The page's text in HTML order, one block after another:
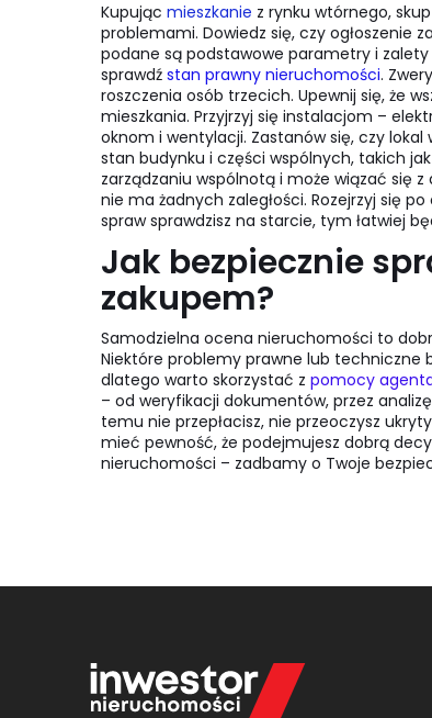
Kupując mieszkanie z rynku wtórnego,
problemami. Dowiedz się, czy ogłoszenie
podane są podstawowe parametry i
sprawdź stan prawny nieruchomości.
roszczenia osób trzecich. Upewnij się, że
mieszkania. Przyjrzyj się instalacjom –
oknom i wentylacji. Zastanów się, czy
stan budynku i części wspólnych, takich
zarządzaniu wspólnotą i może wiązać się
nie ma żadnych zaległości. Rozejrzyj się
spraw sprawdzisz na starcie, tym łatwiej
Jak bezpiecznie
zakupem?
Samodzielna ocena nieruchomości to
Niektóre problemy prawne lub techniczne
dlatego warto skorzystać z pomocy
– od weryfikacji dokumentów, przez
temu nie przepłacisz, nie przeoczysz
mieć pewność, że podejmujesz dobrą
nieruchomości – zadbamy o Twoje